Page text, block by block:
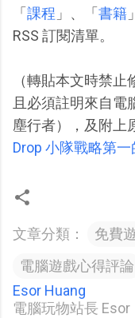
「 課程 」、「 書籍
RSS 訂閱清單。
（轉貼本文時禁
且必須註明來自電
塵行者），及附上
Drop 小隊戰略第
文章分類： 免費
電腦遊戲心得評論
Esor Huang
電腦玩物站長